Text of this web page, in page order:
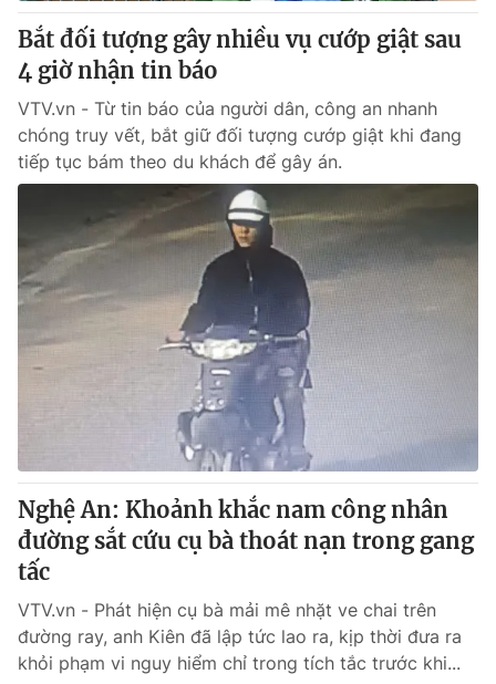
VTV9 VTV8
Liên hệ tòa soạn
THỜI BÁO VTV
Theo dõi báo trên
Cơ quan chủ quản:
Đài Truyền hình Việt Nam
Cơ quan báo chí:
Thời báo VTV
Giấy phép hoạt động báo in và báo điện tử số 483/GP-BTTTT
cấp ngày 29/12/2023
Vũ Thanh Thủy
Phó Tổng Biên tập:Nguyễn Thị Mỹ Hạnh, Phạm Quốc Thắng,
Nguyễn Trọng Ninh
Tổng đài VTV:024.38 355 931 - 024.38 355 932
Ðiện thoại Thời báo VTV:
toasoan@vtv.vn
Liên hệ quảng cáo:024-7300.7108
Bắt đối tượng gây nhiều vụ cướp giật sau
4 giờ nhận tin báo
VTV.vn - Từ tin báo của người dân, công an nhanh
chóng truy vết, bắt giữ đối tượng cướp giật khi đang
tiếp tục bám theo du khách để gây án.
Nghệ An: Khoảnh khắc nam công nhân
đường sắt cứu cụ bà thoát nạn trong gang
tấc
VTV.vn - Phát hiện cụ bà mải mê nhặt ve chai trên
đường ray, anh Kiên đã lập tức lao ra, kịp thời đưa ra
khỏi phạm vi nguy hiểm chỉ trong tích tắc trước khi...